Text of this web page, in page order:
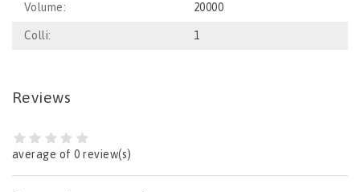
Volume: 20000
Colli: 1
Reviews
average of 0 review(s)